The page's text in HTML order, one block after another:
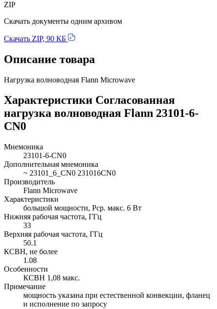
ZIP
Скачать документы одним архивом
Скачать ZIP, 90 КБ
Описание товара
Нагрузка волноводная Flann Microwave
Характеристики Согласованная
нагрузка волноводная Flann 23101-6-
CN0
Мнемоника
23101-6-CN0
Дополнительная мнемоника
~ 23101_6_CN0 231016CN0
Производитель
Flann Microwave
Характеристики
большой мощности, Pср. макс. 6 Вт
Нижняя рабочая частота, ГГц
33
Верхняя рабочая частота, ГГц
50.1
КСВН, не более
1.08
Особенности
КСВН 1,08 макс.
Примечание
мощность указана при естественной конвекции, фланец
и исполнение по запросу